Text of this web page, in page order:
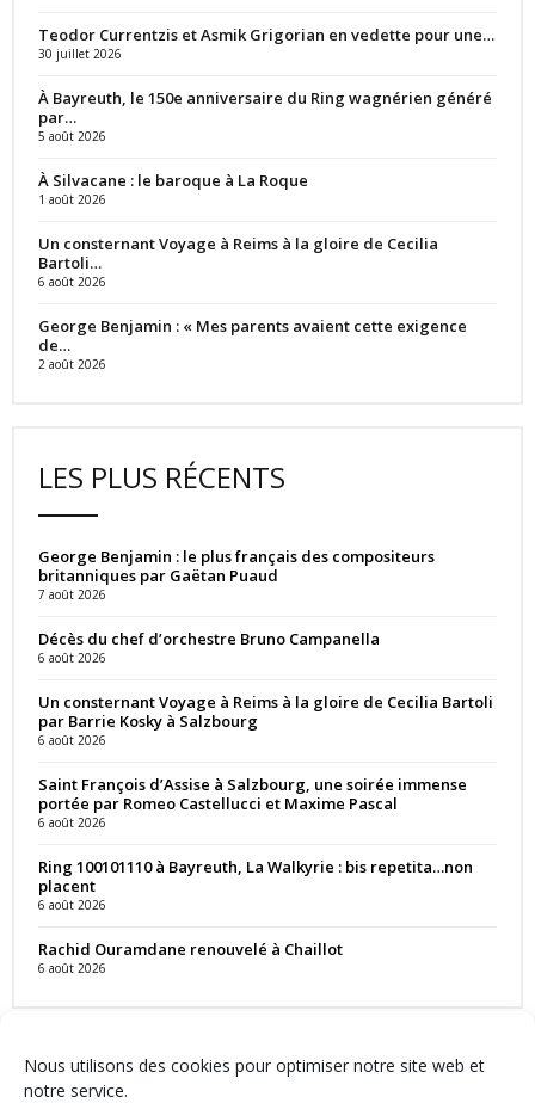
Nous utilisons des cookies pour optimiser notre site web et
notre service.
Teodor Currentzis et Asmik Grigorian en vedette pour une…
30 juillet 2026
À Bayreuth, le 150e anniversaire du Ring wagnérien généré
par…
5 août 2026
À Silvacane : le baroque à La Roque
1 août 2026
Un consternant Voyage à Reims à la gloire de Cecilia
Bartoli…
6 août 2026
George Benjamin : « Mes parents avaient cette exigence
de…
2 août 2026
LES PLUS RÉCENTS
George Benjamin : le plus français des compositeurs
britanniques par Gaëtan Puaud
7 août 2026
Décès du chef d’orchestre Bruno Campanella
6 août 2026
Un consternant Voyage à Reims à la gloire de Cecilia Bartoli
par Barrie Kosky à Salzbourg
6 août 2026
Saint François d’Assise à Salzbourg, une soirée immense
portée par Romeo Castellucci et Maxime Pascal
6 août 2026
Ring 100101110 à Bayreuth, La Walkyrie : bis repetita…non
placent
6 août 2026
Rachid Ouramdane renouvelé à Chaillot
6 août 2026